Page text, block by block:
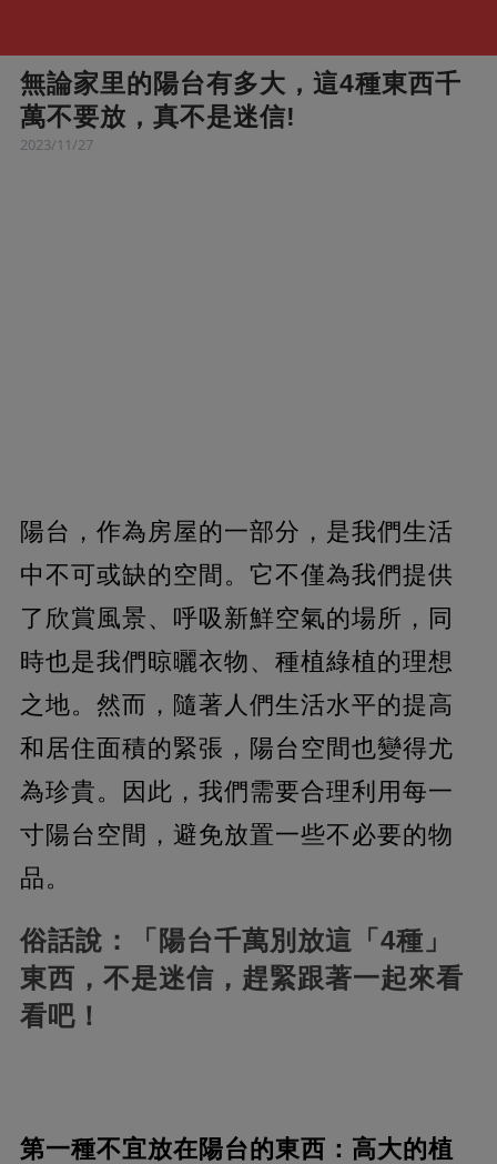
無論家里的陽台有多大，這4種東西千
萬不要放，真不是迷信!
2023/11/27
陽台，作為房屋的一部分，是我們生活
中不可或缺的空間。它不僅為我們提供
了欣賞風景、呼吸新鮮空氣的場所，同
時也是我們晾曬衣物、種植綠植的理想
之地。 然而，隨著人們生活水平的提高
和居住面積的緊張，陽台空間也變得尤
為珍貴。因此，我們需要合理利用每一
寸陽台空間，避免放置一些不必要的物
品。
俗話說：「陽台千萬別放這「4種」
東西，不是迷信，趕緊跟著一起來看
看吧！
第一種不宜放在陽台的東西：高大的植